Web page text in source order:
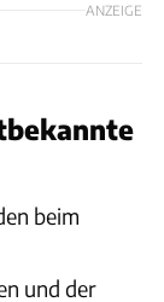
ANZEIGE
beim
und der